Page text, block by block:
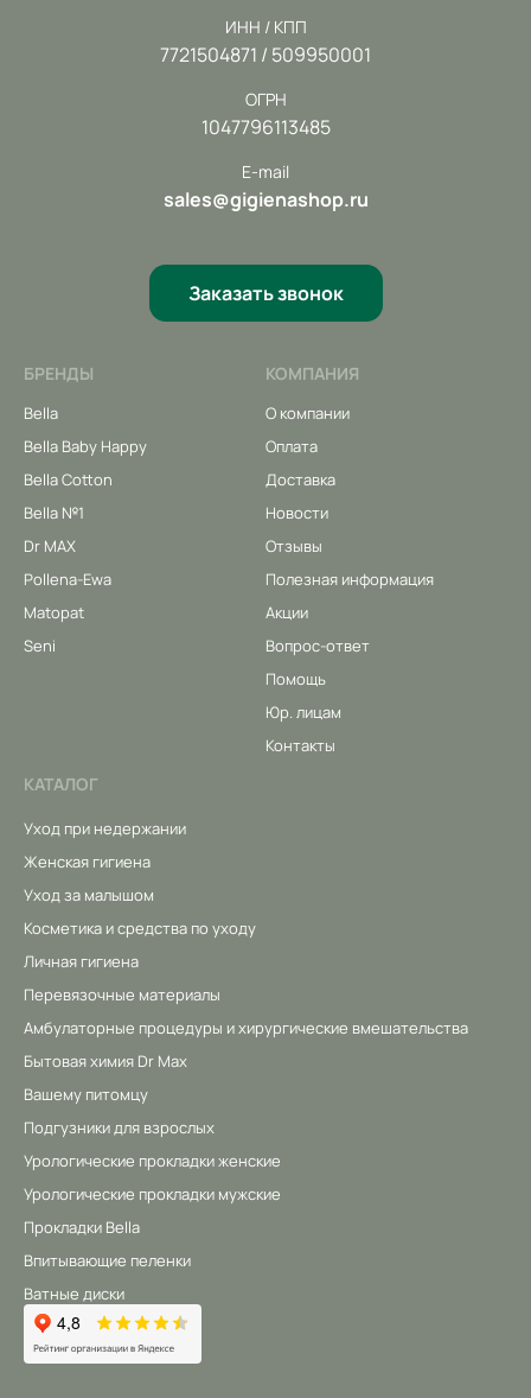
ИНН / КПП
7721504871 / 509950001
ОГРН
1047796113485
E-mail
sales@gigienashop.ru
Заказать звонок
БРЕНДЫ
Bella
Bella Baby Happy
Bella Cotton
Bella №1
Dr MAX
Pollena-Ewa
Matopat
Seni
КОМПАНИЯ
О компании
Оплата
Доставка
Новости
Отзывы
Полезная информация
Акции
Вопрос-ответ
Помощь
Юр. лицам
Контакты
КАТАЛОГ
Уход при недержании
Женская гигиена
Уход за малышом
Косметика и средства по уходу
Личная гигиена
Перевязочные материалы
Амбулаторные процедуры и хирургические вмешательства
Бытовая химия Dr Max
Вашему питомцу
Подгузники для взрослых
Урологические прокладки женские
Урологические прокладки мужские
Прокладки Bella
Впитывающие пеленки
Ватные диски